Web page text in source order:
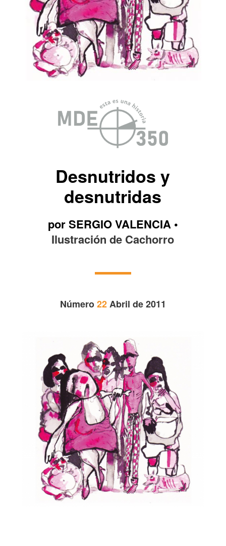
Desnutridos y
desnutridas
por SERGIO VALENCIA •
Ilustración de Cachorro
Número22Abril de 2011